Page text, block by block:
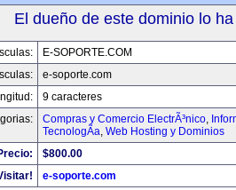
El dueño de este dominio lo
E-SOPORTE.COM
e-soporte.com
9 caracteres
Compras y Comercio ElectrÃ³nico,
TecnologÃ­a, Web Hosting y Dominios
$800.00
e-soporte.com